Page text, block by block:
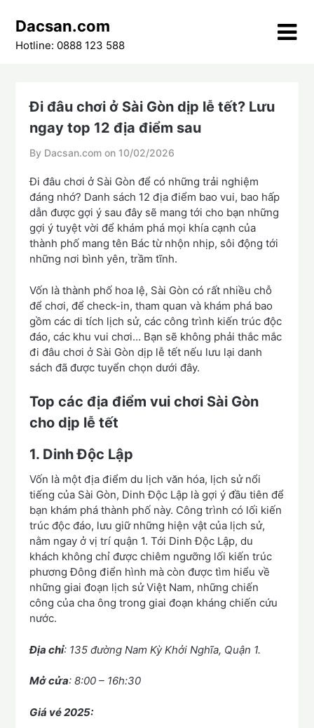
content
Dacsan.com
Hotline: 0888 123 588
Đi đâu chơi ở Sài Gòn dịp lễ tết? Lưu
ngay top 12 địa điểm sau
By Dacsan.com on 10/02/2026
Đi đâu chơi ở Sài Gòn để có những trải nghiệm
đáng nhớ? Danh sách 12 địa điểm bao vui, bao hấp
dẫn được gợi ý sau đây sẽ mang tới cho bạn những
gợi ý tuyệt vời để khám phá mọi khía cạnh của
thành phố mang tên Bác từ nhộn nhịp, sôi động tới
những nơi bình yên, trầm tĩnh.
Vốn là thành phố hoa lệ, Sài Gòn có rất nhiều chỗ
để chơi, để check-in, tham quan và khám phá bao
gồm các di tích lịch sử, các công trình kiến trúc độc
đáo, các khu vui chơi… Bạn sẽ không phải thắc mắc
đi đâu chơi ở Sài Gòn dịp lễ tết nếu lưu lại danh
sách đã được tuyển chọn dưới đây.
Top các địa điểm vui chơi Sài Gòn
cho dịp lễ tết
1. Dinh Độc Lập
Vốn là một địa điểm du lịch văn hóa, lịch sử nổi
tiếng của Sài Gòn, Dinh Độc Lập là gợi ý đầu tiên để
bạn khám phá thành phố này. Công trình có lối kiến
trúc độc đáo, lưu giữ những hiện vật của lịch sử,
nằm ngay ở vị trí quận 1. Tới Dinh Độc Lập, du
khách không chỉ được chiêm ngưỡng lối kiến trúc
phương Đông điển hình mà còn được tìm hiểu về
những giai đoạn lịch sử Việt Nam, những chiến
công của cha ông trong giai đoạn kháng chiến cứu
nước.
Địa chỉ: 135 đường Nam Kỳ Khởi Nghĩa, Quận 1.
Mở cửa: 8:00 – 16h:30
Giá vé 2025: